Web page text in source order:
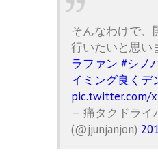
そんなわけで、
行いたいと思い
ラファン #シノ
イミング良くデ
pic.twitter.com/
— 痛タクドライ
(@jjunjanjon)